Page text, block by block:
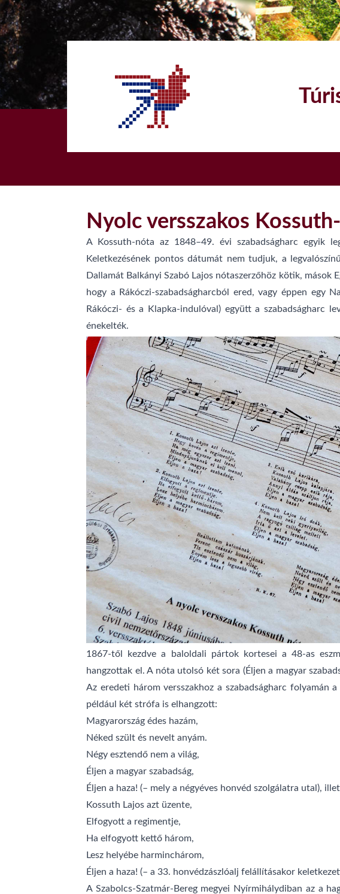
Nyolc versszakos
A Kossuth-nóta az 1848–49. évi szabadságharc egyik
Keletkezésének pontos dátumát nem tudjuk, a
Dallamát Balkányi Szabó Lajos nótaszerzőhöz kötik, mások
hogy a Rákóczi-szabadságharcból ered, vagy éppen
Rákóczi- és a Klapka-indulóval) együtt a szabadságharc
énekelték.
1867-től kezdve a baloldali pártok kortesei a 48-as
hangzottak el. A nóta utolsó két sora (Éljen a magyar
Az eredeti három versszakhoz a szabadságharc folyamán
például két strófa is elhangzott:
Magyarország édes hazám,
Néked szült és nevelt anyám.
Négy esztendő nem a világ,
Éljen a magyar szabadság,
Éljen a haza! (– mely a négyéves honvéd szolgálatra utal),
Kossuth Lajos azt üzente,
Elfogyott a regimentje,
Ha elfogyott kettő három,
Lesz helyébe harminchárom,
Éljen a haza! (– a 33. honvédzászlóalj felállításakor
A Szabolcs-Szatmár-Bereg megyei Nyírmihálydiban az a